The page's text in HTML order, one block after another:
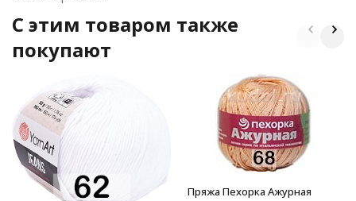
C этим товаром также
покупают
Пряжа Пехорка Ажурная